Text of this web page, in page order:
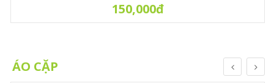
150,000đ
ÁO CẶP